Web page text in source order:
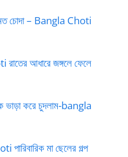
মত চোদা – Bangla Choti
আধারে জঙ্গলে ফেলে
ভাড়া করে চুদলাম-bangla
মা ছেলের গল্প